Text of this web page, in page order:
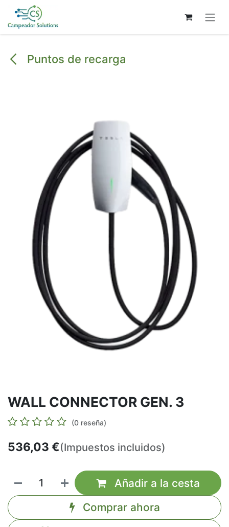
Ir al contenido
Puntos de recarga
WALL CONNECTOR GEN. 3
(0 reseña)
536,03 €(Impuestos incluidos)
Añadir a la cesta
Comprar ahora